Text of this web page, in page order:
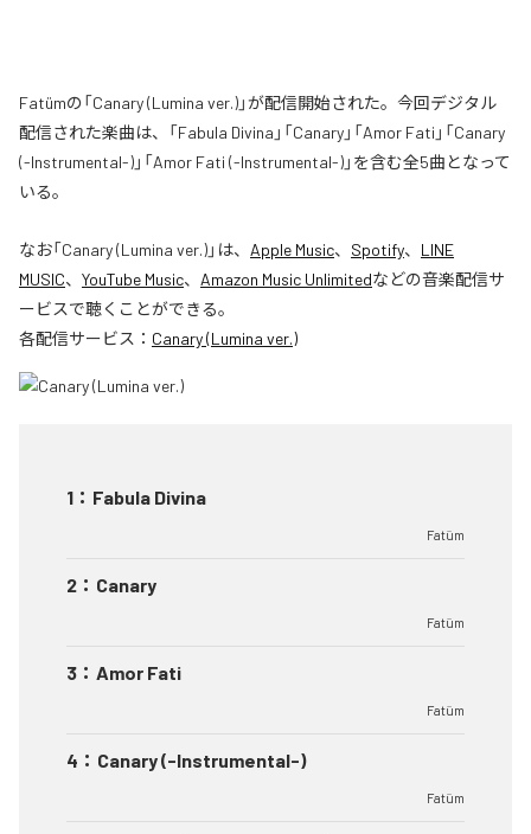
Fatümの「Canary (Lumina ver.)」が配信開始された。今回デジタル
配信された楽曲は、「Fabula Divina」「Canary」「Amor Fati」「Canary
(-Instrumental-)」「Amor Fati (-Instrumental-)」を含む全5曲となって
いる。
なお「Canary (Lumina ver.)」は、 Apple Music、 Spotify、 LINE
MUSIC、 YouTube Music、 Amazon Music Unlimitedなどの音楽配信サ
ービスで聴くことができる。
各配信サービス： Canary (Lumina ver.)
1 ： Fabula Divina
Fatüm
2 ： Canary
Fatüm
3 ： Amor Fati
Fatüm
4 ： Canary (-Instrumental-)
Fatüm